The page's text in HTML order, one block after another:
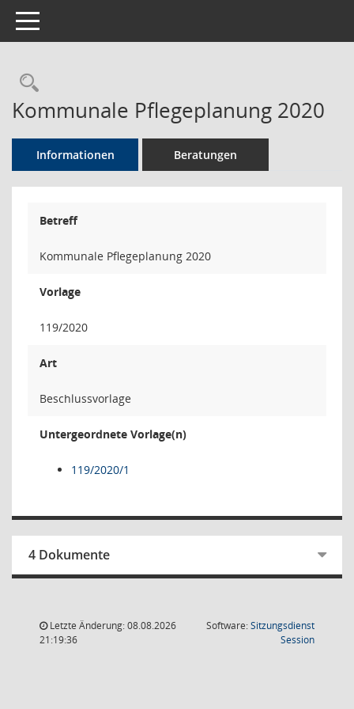
Toggle navigation
Rechercheauswahl
Kommunale Pflegeplanung 2020
Informationen Beratungen
Betreff
Kommunale Pflegeplanung 2020
Vorlage
119/2020
Art
Beschlussvorlage
Untergeordnete Vorlage(n)
119/2020/1
4 Dokumente
Letzte Änderung: 08.08.2026
21:19:36
Software:Sitzungsdienst
Session(Wird in